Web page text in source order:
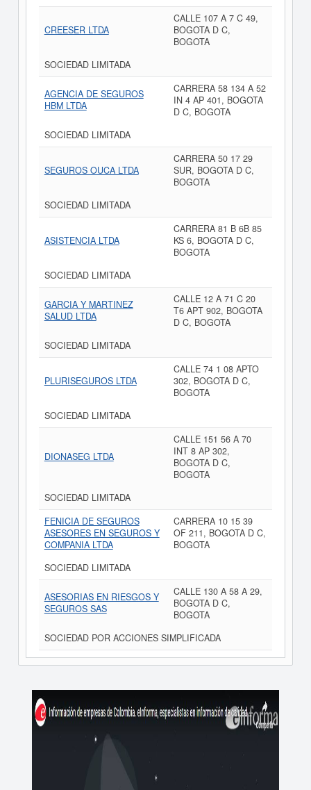
CREESER LTDA
CALLE 107 A 7 C 49,
BOGOTA D C,
BOGOTA
SOCIEDAD LIMITADA
AGENCIA DE SEGUROS
HBM LTDA
CARRERA 58 134 A 52
IN 4 AP 401, BOGOTA
D C, BOGOTA
SOCIEDAD LIMITADA
SEGUROS OUCA LTDA
CARRERA 50 17 29
SUR, BOGOTA D C,
BOGOTA
SOCIEDAD LIMITADA
ASISTENCIA LTDA
CARRERA 81 B 6B 85
KS 6, BOGOTA D C,
BOGOTA
SOCIEDAD LIMITADA
GARCIA Y MARTINEZ
SALUD LTDA
CALLE 12 A 71 C 20
T6 APT 902, BOGOTA
D C, BOGOTA
SOCIEDAD LIMITADA
PLURISEGUROS LTDA
CALLE 74 1 08 APTO
302, BOGOTA D C,
BOGOTA
SOCIEDAD LIMITADA
DIONASEG LTDA
CALLE 151 56 A 70
INT 8 AP 302,
BOGOTA D C,
BOGOTA
SOCIEDAD LIMITADA
FENICIA DE SEGUROS
ASESORES EN SEGUROS Y
COMPANIA LTDA
CARRERA 10 15 39
OF 211, BOGOTA D C,
BOGOTA
SOCIEDAD LIMITADA
ASESORIAS EN RIESGOS Y
SEGUROS SAS
CALLE 130 A 58 A 29,
BOGOTA D C,
BOGOTA
SOCIEDAD POR ACCIONES SIMPLIFICADA